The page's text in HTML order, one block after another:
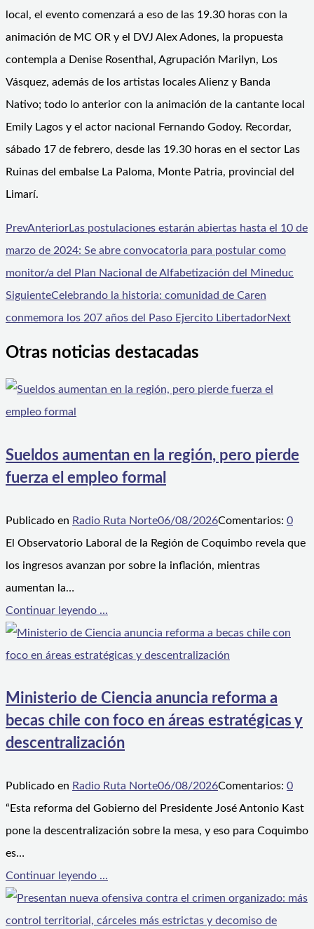
local, el evento comenzará a eso de las 19.30 horas con la
animación de MC OR y el DVJ Alex Adones, la propuesta
contempla a Denise Rosenthal, Agrupación Marilyn, Los
Vásquez, además de los artistas locales Alienz y Banda
Nativo; todo lo anterior con la animación de la cantante local
Emily Lagos y el actor nacional Fernando Godoy. Recordar,
sábado 17 de febrero, desde las 19.30 horas en el sector Las
Ruinas del embalse La Paloma, Monte Patria, provincial del
Limarí.
PrevAnteriorLas postulaciones estarán abiertas hasta el 10 de
marzo de 2024: Se abre convocatoria para postular como
monitor/a del Plan Nacional de Alfabetización del Mineduc
SiguienteCelebrando la historia: comunidad de Caren
conmemora los 207 años del Paso Ejercito LibertadorNext
Otras noticias destacadas
Sueldos aumentan en la región, pero pierde
fuerza el empleo formal
Publicado en Radio Ruta Norte06/08/2026Comentarios: 0
El Observatorio Laboral de la Región de Coquimbo revela que
los ingresos avanzan por sobre la inflación, mientras
aumentan la…
Continuar leyendo ...
Ministerio de Ciencia anuncia reforma a
becas chile con foco en áreas estratégicas y
descentralización
Publicado en Radio Ruta Norte06/08/2026Comentarios: 0
“Esta reforma del Gobierno del Presidente José Antonio Kast
pone la descentralización sobre la mesa, y eso para Coquimbo
es…
Continuar leyendo ...